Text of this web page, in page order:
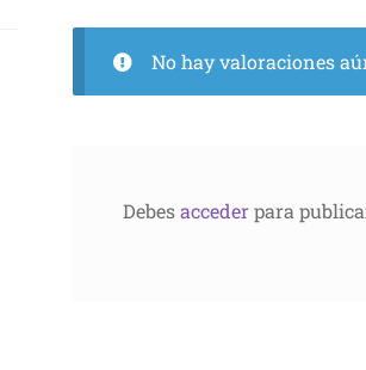
No hay valoraciones
Debesaccederpara